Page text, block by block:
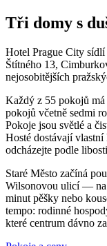
Tři domy s
Hotel Prague City
Štítného 13,
nejosobitějších
Každý z 55 pokojů
pokojů včetně sedmi
Pokoje jsou světlé a
Hosté dostávají
odcházejte podle
Staré Město začíná
Wilsonovou ulicí — na
minut pěšky nebo
tempo: rodinné
které centrum dávno